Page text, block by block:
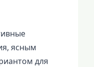
ясным
для